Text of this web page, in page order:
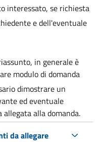
interessato, se richiesta
e dell'eventuale
in generale è
modulo di domanda
dimostrare un
ed eventuale
alla domanda.
da allegare